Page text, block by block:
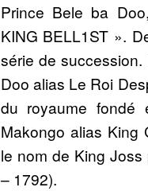
Prince Bele ba
KING BELL1ST ».
série de
Doo alias Le Roi
du royaume
Makongo alias King
le nom de King
– 1792).